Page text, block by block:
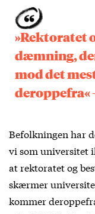
»Rektoratet
dæmning,
mod det
deroppefra«
Befolkningen har
vi som universitet
at rektoratet og
skærmer
kommer